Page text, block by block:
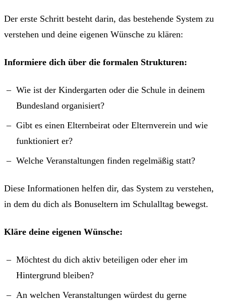
Der erste Schritt besteht darin, das bestehende System zu
verstehen und deine eigenen Wünsche zu klären:
Informiere dich über die formalen Strukturen:
Wie ist der Kindergarten oder die Schule in deinem
Bundesland organisiert?
Gibt es einen Elternbeirat oder Elternverein und wie
funktioniert er?
Welche Veranstaltungen finden regelmäßig statt?
Diese Informationen helfen dir, das System zu verstehen,
in dem du dich als Bonuseltern im Schulalltag bewegst.
Kläre deine eigenen Wünsche:
Möchtest du dich aktiv beteiligen oder eher im
Hintergrund bleiben?
An welchen Veranstaltungen würdest du gerne